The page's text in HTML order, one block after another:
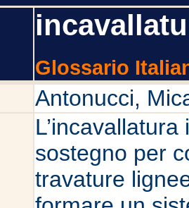
Glossario
Antonucci,
sostegno per
travature